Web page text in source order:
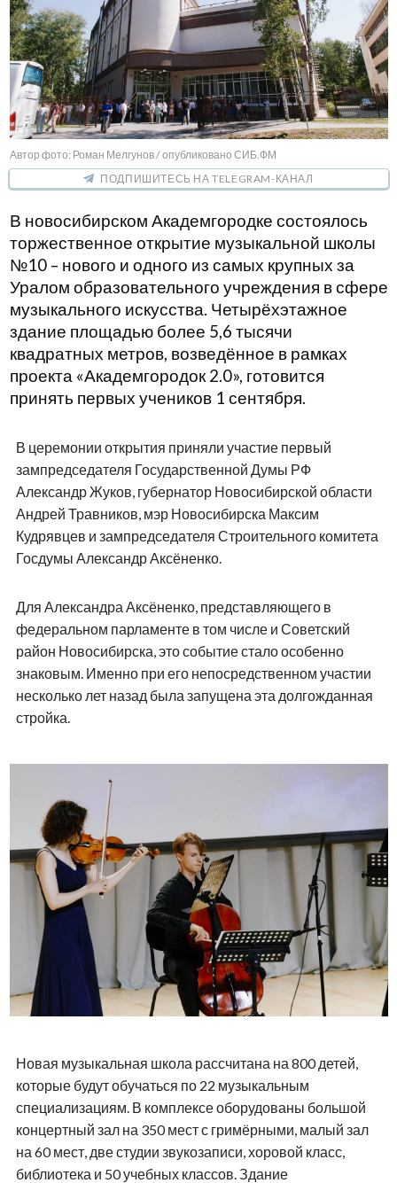
Автор фото: Роман Мелгунов / опубликовано СИБ.ФМ
ПОДПИШИТЕСЬ НА TELEGRAM-КАНАЛ
В новосибирском Академгородке состоялось
торжественное открытие музыкальной школы
№10 – нового и одного из самых крупных за
Уралом образовательного учреждения в сфере
музыкального искусства. Четырёхэтажное
здание площадью более 5,6 тысячи
квадратных метров, возведённое в рамках
проекта «Академгородок 2.0», готовится
принять первых учеников 1 сентября.
В церемонии открытия приняли участие первый
зампредседателя Государственной Думы РФ
Александр Жуков, губернатор Новосибирской области
Андрей Травников, мэр Новосибирска Максим
Кудрявцев и зампредседателя Строительного комитета
Госдумы Александр Аксёненко.
Для Александра Аксёненко, представляющего в
федеральном парламенте в том числе и Советский
район Новосибирска, это событие стало особенно
знаковым. Именно при его непосредственном участии
несколько лет назад была запущена эта долгожданная
стройка.
Новая музыкальная школа рассчитана на 800 детей,
которые будут обучаться по 22 музыкальным
специализациям. В комплексе оборудованы большой
концертный зал на 350 мест с гримёрными, малый зал
на 60 мест, две студии звукозаписи, хоровой класс,
библиотека и 50 учебных классов. Здание